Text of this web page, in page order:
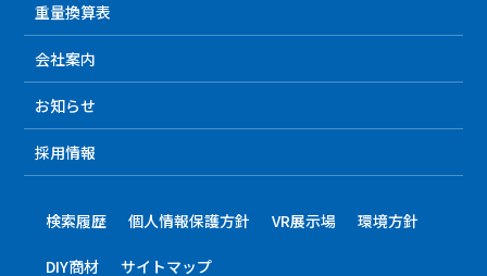
重量換算表
会社案内
お知らせ
採用情報
検索履歴 個人情報保護方針 VR展示場 環境方針
DIY商材 サイトマップ